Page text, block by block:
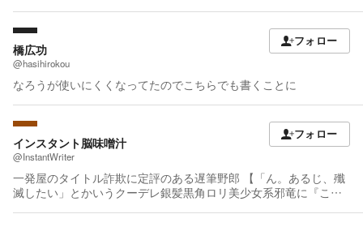
世界悪役プレイ 書籍1巻 2巻 2026年2月発売予定 カクヨムコン
9受賞 コミカライズ準備中 無自覚の最強薬師 書籍化決定 カクヨ
橋広功
@hasihirokou
なろうが使いにくくなってたのでこちらでも書くことに
フォロー
インスタント脳味噌汁
@InstantWriter
一発屋のタイトル詐欺に定評のある遅筆野郎 【「ん。あるじ、殲
滅したい」とかいうクーデレ銀髪黒角ロリ美少女系邪竜に『この
フォロー